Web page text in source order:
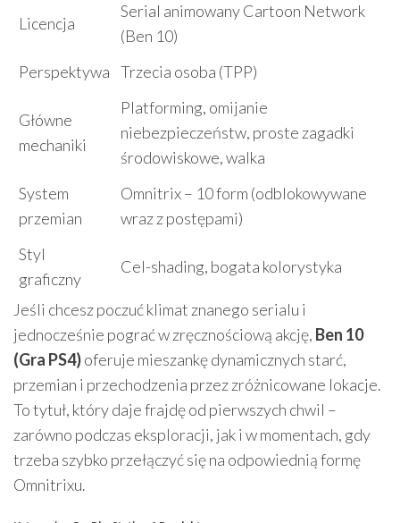
Licencja
Serial animowany Cartoon Network
(Ben 10)
Perspektywa Trzecia osoba (TPP)
Główne
mechaniki
Platforming, omijanie
niebezpieczeństw, proste zagadki
środowiskowe, walka
System
przemian
Omnitrix – 10 form (odblokowywane
wraz z postępami)
Styl
graficzny
Cel-shading, bogata kolorystyka
Jeśli chcesz poczuć klimat znanego serialu i
jednocześnie pograć w zręcznościową akcję, Ben 10
(Gra PS4)oferuje mieszankę dynamicznych starć,
przemian i przechodzenia przez zróżnicowane lokacje.
To tytuł, który daje frajdę od pierwszych chwil –
zarówno podczas eksploracji, jak i w momentach, gdy
trzeba szybko przełączyć się na odpowiednią formę
Omnitrixu.